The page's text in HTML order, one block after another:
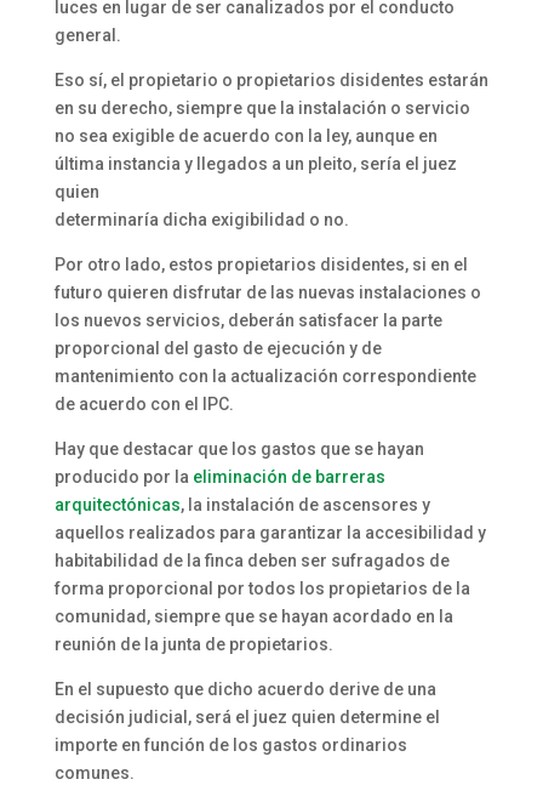
luces en lugar de ser canalizados por el conducto
general.
Eso sí, el propietario o propietarios disidentes estarán
en su derecho, siempre que la instalación o servicio
no sea exigible de acuerdo con la ley, aunque en
última instancia y llegados a un pleito, sería el juez
quien
determinaría dicha exigibilidad o no.
Por otro lado, estos propietarios disidentes, si en el
futuro quieren disfrutar de las nuevas instalaciones o
los nuevos servicios, deberán satisfacer la parte
proporcional del gasto de ejecución y de
mantenimiento con la actualización correspondiente
de acuerdo con el IPC.
Hay que destacar que los gastos que se hayan
producido por la eliminación de barreras
arquitectónicas, la instalación de ascensores y
aquellos realizados para garantizar la accesibilidad y
habitabilidad de la finca deben ser sufragados de
forma proporcional por todos los propietarios de la
comunidad, siempre que se hayan acordado en la
reunión de la junta de propietarios.
En el supuesto que dicho acuerdo derive de una
decisión judicial, será el juez quien determine el
importe en función de los gastos ordinarios
comunes.